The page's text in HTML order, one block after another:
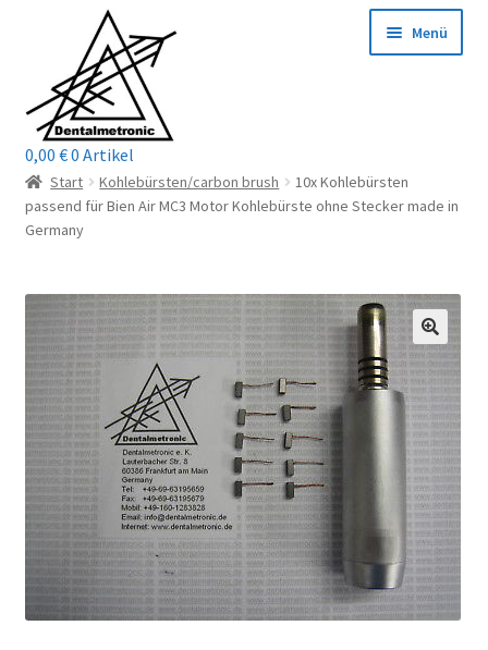
Navigation
springen
springen
Menü
Home
Shop
Kontakt
Reparaturservice
öffnen
Wichtige Infos
öffnen
Unsere Firma
Warenkorb
0,00 €0 Artikel
Start Kohlebürsten/carbon brush
10x Kohlebürsten
passend für Bien Air MC3 Motor Kohlebürste ohne Stecker made in
Germany